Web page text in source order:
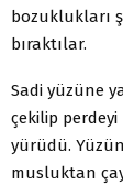
bozuklukları
bıraktılar.
Sadi yüzüne
çekilip
yürüdü.
musluktan